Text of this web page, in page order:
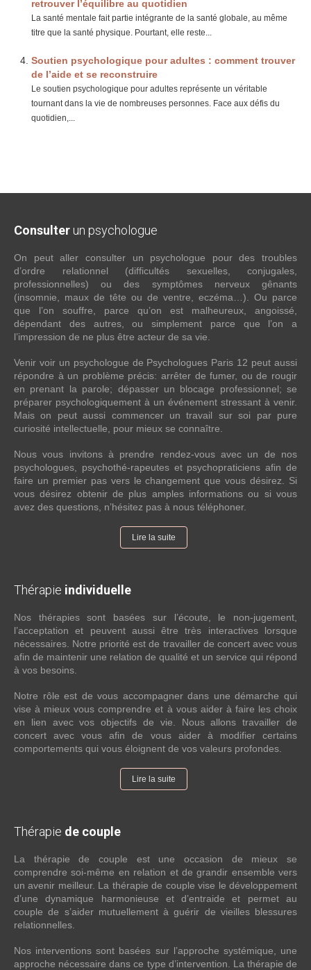
retrouver l’équilibre au quotidien
La santé mentale fait partie intégrante de la santé globale, au même
titre que la santé physique. Pourtant, elle reste...
Soutien psychologique pour adultes : comment trouver
de l’aide et se reconstruire
Le soutien psychologique pour adultes représente un véritable
tournant dans la vie de nombreuses personnes. Face aux défis du
quotidien,...
Consulter un psychologue
On peut aller consulter un psychologue pour des troubles
d’ordre relationnel (difficultés sexuelles, conjugales,
professionnelles) ou des symptômes nerveux gênants
(insomnie, maux de tête ou de ventre, eczéma…). Ou parce
que l’on souffre, parce qu’on est malheureux, angoissé,
dépendant des autres, ou simplement parce que l’on a
l’impression de ne plus être acteur de sa vie.
Venir voir un psychologue de Psychologues Paris 12 peut aussi
répondre à un problème précis: arrêter de fumer, ou de rougir
en prenant la parole; dépasser un blocage professionnel; se
préparer psychologiquement à un événement stressant à venir.
Mais on peut aussi commencer un travail sur soi par pure
curiosité intellectuelle, pour mieux se connaître.
Nous vous invitons à prendre rendez-vous avec un de nos
psychologues, psychothé-rapeutes et psychopraticiens afin de
faire un premier pas vers le changement que vous désirez. Si
vous désirez obtenir de plus amples informations ou si vous
avez des questions, n’hésitez pas à nous téléphoner.
Lire la suite
Thérapie individuelle
Nos thérapies sont basées sur l’écoute, le non-jugement,
l’acceptation et peuvent aussi être très interactives lorsque
nécessaires. Notre priorité est de travailler de concert avec vous
afin de maintenir une relation de qualité et un service qui répond
à vos besoins.
Notre rôle est de vous accompagner dans une démarche qui
vise à mieux vous comprendre et à vous aider à faire les choix
en lien avec vos objectifs de vie. Nous allons travailler de
concert avec vous afin de vous aider à modifier certains
comportements qui vous éloignent de vos valeurs profondes.
Lire la suite
Thérapie de couple
La thérapie de couple est une occasion de mieux se
comprendre soi-même en relation et de grandir ensemble vers
un avenir meilleur. La thérapie de couple vise le développement
d’une dynamique harmonieuse et d’entraide et permet au
couple de s’aider mutuellement à guérir de vieilles blessures
relationnelles.
Nos interventions sont basées sur l’approche systémique, une
approche nécessaire dans ce type d’intervention. La thérapie de